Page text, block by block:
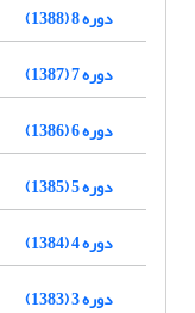
دوره 8 (1388)
دوره 7 (1387)
دوره 6 (1386)
دوره 5 (1385)
دوره 4 (1384)
دوره 3 (1383)